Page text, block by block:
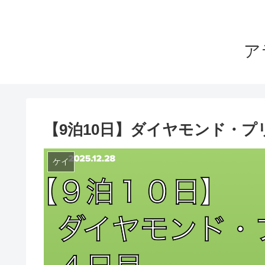
【9泊10日】ダイヤモンド・
ケイ